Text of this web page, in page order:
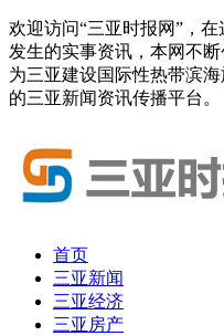
欢迎访问“三亚时报网”，
发生的实事资讯，本网不
为三亚建设国际性热带滨
的三亚新闻资讯传播平台。
首页
三亚新闻
三亚经济
三亚房产